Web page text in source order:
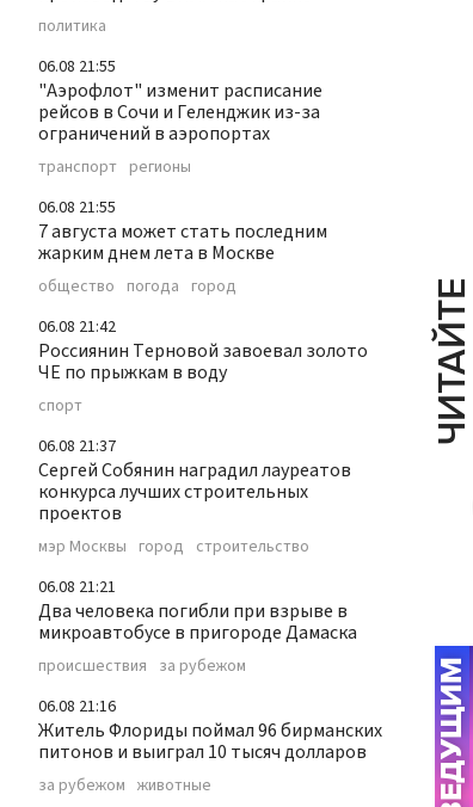
политика
06.08 21:55
"Аэрофлот" изменит расписание
рейсов в Сочи и Геленджик из-за
ограничений в аэропортах
транспорт регионы
06.08 21:55
7 августа может стать последним
жарким днем лета в Москве
общество погода город
06.08 21:42
Россиянин Терновой завоевал золото
ЧЕ по прыжкам в воду
спорт
06.08 21:37
Сергей Собянин наградил лауреатов
конкурса лучших строительных
проектов
мэр Москвы город строительство
06.08 21:21
Два человека погибли при взрыве в
микроавтобусе в пригороде Дамаска
происшествия за рубежом
06.08 21:16
Житель Флориды поймал 96 бирманских
питонов и выиграл 10 тысяч долларов
за рубежом животные
Ч
И
Т
А
Т
Е
Т
А
К
Ж